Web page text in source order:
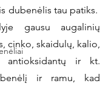
dubenėlis tau patiks.
gausu augalinių
cinko, skaidulų, kalio,
antioksidantų ir kt.
ir ramu, kad